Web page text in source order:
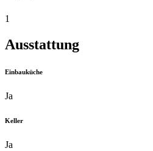
1
Ausstattung
Einbauküche
Ja
Keller
Ja